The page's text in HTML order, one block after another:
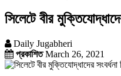
সিলেটে বীর
Daily Jugabheri
প্রকাশিতMarch 26, 2021